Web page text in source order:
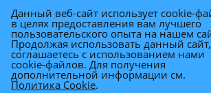
Деловая композиция Можно
Каталог - Каталог цветов в Уфе
Данный веб-сайт использует cookie-
в целях предоставления вам лучшего
пользовательского опыта на нашем
Продолжая использовать данный
соглашаетесь с использованием нами
cookie-файлов. Для получения
дополнительной информации см.
Политика Cookie.